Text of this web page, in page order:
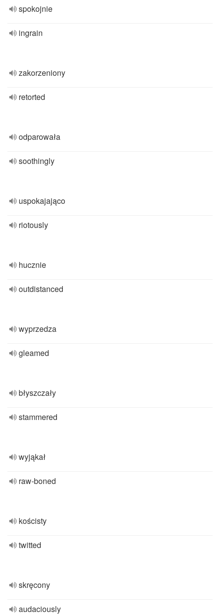
spokojnie
ingrain
zakorzeniony
retorted
odparowała
soothingly
uspokajająco
riotously
hucznie
outdistanced
wyprzedza
gleamed
błyszczały
stammered
wyjąkał
raw-boned
kościsty
twitted
skręcony
audaciously